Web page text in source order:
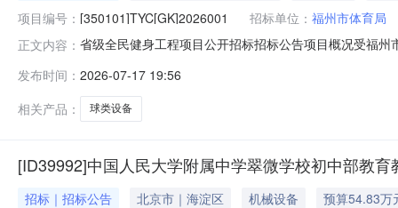
项目编号： [350101]TYC[GK]2026001 招标单位： 福州市体育局
正文内容： 省级全民健身工程项目公开招标招标公告项目概况受福
件，并于2026年08月07日09时00分00秒（北京时间）
发布时间： 2026-07-17 19:56
相关产品：
球类设备
[ID39992]中国人民大学附属中学翠微学校初中部教
招标｜招标公告 北京市｜海淀区 机械设备
预算54.83万